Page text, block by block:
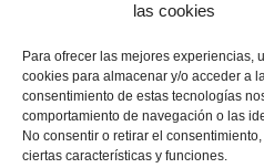
las cookies
Para ofrecer las mejores experiencias,
cookies para almacenar y/o acceder a
consentimiento de estas tecnologías
comportamiento de navegación o las
No consentir o retirar el
ciertas características y funciones.
CANOTIER ALA
32,00€
GORRA CAMPERA